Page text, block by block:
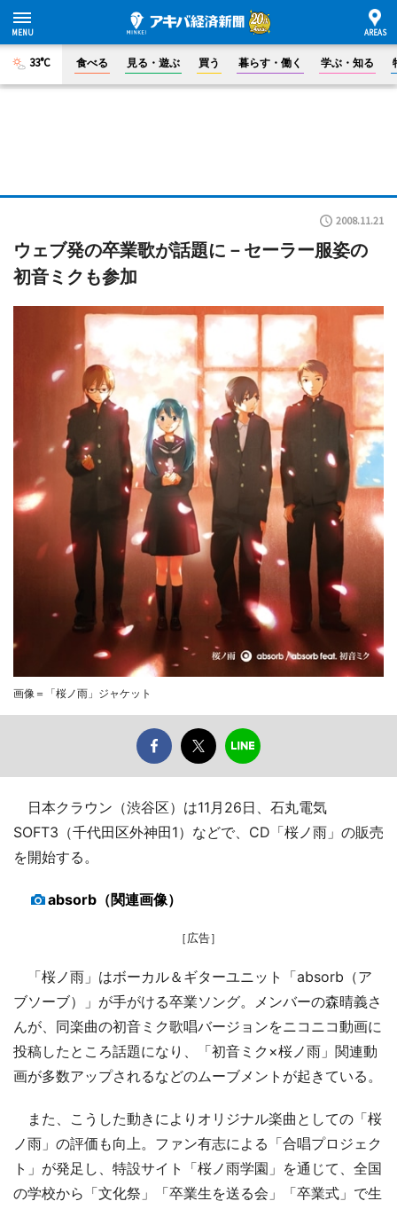
33°C 食べる 見る・遊ぶ 買う 暮らす・働く 学ぶ・知る
2008.11.21
ウェブ発の卒業歌が話題に－セーラー服姿の
初音ミクも参加
画像＝「桜ノ雨」ジャケット
日本クラウン（渋谷区）は11月26日、石丸電気
SOFT3（千代田区外神田1）などで、CD「桜ノ雨」の販売
を開始する。
absorb（関連画像）
［広告］
「桜ノ雨」はボーカル＆ギターユニット「absorb（ア
ブソーブ）」が手がける卒業ソング。メンバーの森晴義さ
んが、同楽曲の初音ミク歌唱バージョンをニコニコ動画に
投稿したところ話題になり、「初音ミク×桜ノ雨」関連動
画が多数アップされるなどのムーブメントが起きている。
また、こうした動きによりオリジナル楽曲としての「桜
ノ雨」の評価も向上。ファン有志による「合唱プロジェク
ト」が発足し、特設サイト「桜ノ雨学園」を通じて、全国
の学校から「文化祭」「卒業生を送る会」「卒業式」で生